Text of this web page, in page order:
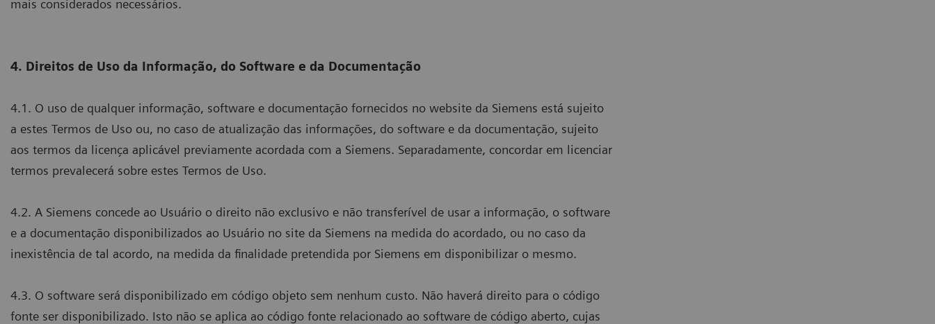
mais considerados necessários.
4. Direitos de Uso da Informação, do Software e da Documentação
4.1. O uso de qualquer informação, software e documentação fornecidos no website da Siemens está sujeito
a estes Termos de Uso ou, no caso de atualização das informações, do software e da documentação, sujeito
aos termos da licença aplicável previamente acordada com a Siemens. Separadamente, concordar em licenciar
termos prevalecerá sobre estes Termos de Uso.
4.2. A Siemens concede ao Usuário o direito não exclusivo e não transferível de usar a informação, o software
e a documentação disponibilizados ao Usuário no site da Siemens na medida do acordado, ou no caso da
inexistência de tal acordo, na medida da finalidade pretendida por Siemens em disponibilizar o mesmo.
4.3. O software será disponibilizado em código objeto sem nenhum custo. Não haverá direito para o código
fonte ser disponibilizado. Isto não se aplica ao código fonte relacionado ao software de código aberto, cujas